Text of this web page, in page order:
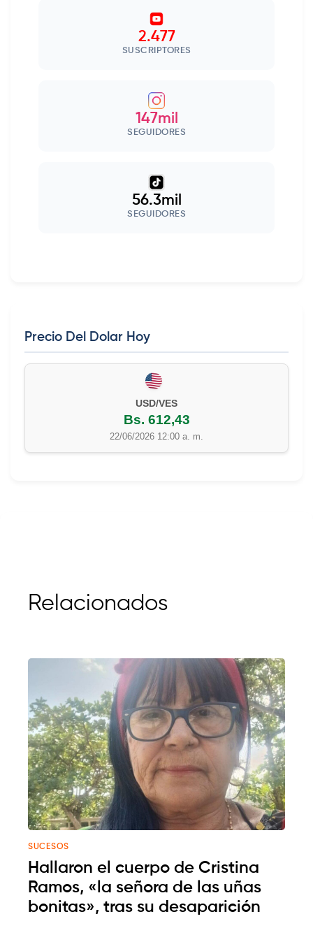
2.477
SUSCRIPTORES
147mil
SEGUIDORES
56.3mil
SEGUIDORES
Precio Del Dolar Hoy
EUR/VES
Bs. 702,42
22/06/2026 12:00 a. m.
Relacionados
SUCESOS
Hallaron el cuerpo de Cristina
Ramos, «la señora de las uñas
bonitas», tras su desaparición